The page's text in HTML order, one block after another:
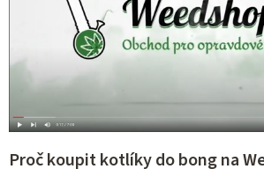
Proč koupit kotlíky do bong na